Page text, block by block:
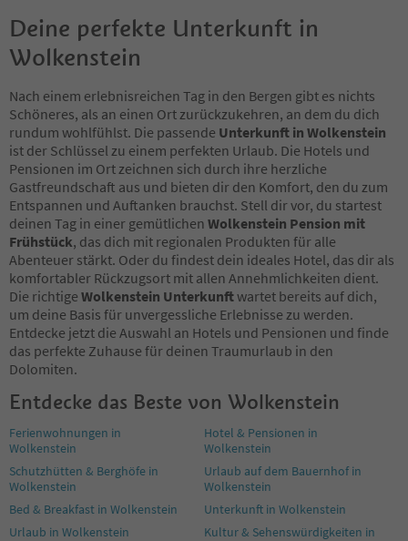
Deine perfekte Unterkunft in
Wolkenstein
Nach einem erlebnisreichen Tag in den Bergen gibt es nichts
Schöneres, als an einen Ort zurückzukehren, an dem du dich
rundum wohlfühlst. Die passende Unterkunft in Wolkenstein
ist der Schlüssel zu einem perfekten Urlaub. Die Hotels und
Pensionen im Ort zeichnen sich durch ihre herzliche
Gastfreundschaft aus und bieten dir den Komfort, den du zum
Entspannen und Auftanken brauchst. Stell dir vor, du startest
deinen Tag in einer gemütlichen Wolkenstein Pension mit
Frühstück, das dich mit regionalen Produkten für alle
Abenteuer stärkt. Oder du findest dein ideales Hotel, das dir als
komfortabler Rückzugsort mit allen Annehmlichkeiten dient.
Die richtige Wolkenstein Unterkunftwartet bereits auf dich,
um deine Basis für unvergessliche Erlebnisse zu werden.
Entdecke jetzt die Auswahl an Hotels und Pensionen und finde
das perfekte Zuhause für deinen Traumurlaub in den
Dolomiten.
Entdecke das Beste von Wolkenstein
Ferienwohnungen in
Wolkenstein
Hotel & Pensionen in
Wolkenstein
Schutzhütten & Berghöfe in
Wolkenstein
Urlaub auf dem Bauernhof in
Wolkenstein
Bed & Breakfast in Wolkenstein
Unterkunft in Wolkenstein
Urlaub in Wolkenstein
Kultur & Sehenswürdigkeiten in